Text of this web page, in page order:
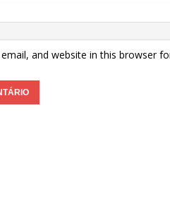
and website in this browser